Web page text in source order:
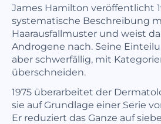
James Hamilton veröffentlicht
systematische Beschreibung
Haarausfallmuster und weist
Androgene nach. Seine
aber schwerfällig, mit
überschneiden.
1975 überarbeitet der
sie auf Grundlage einer Serie
Er reduziert das Ganze auf